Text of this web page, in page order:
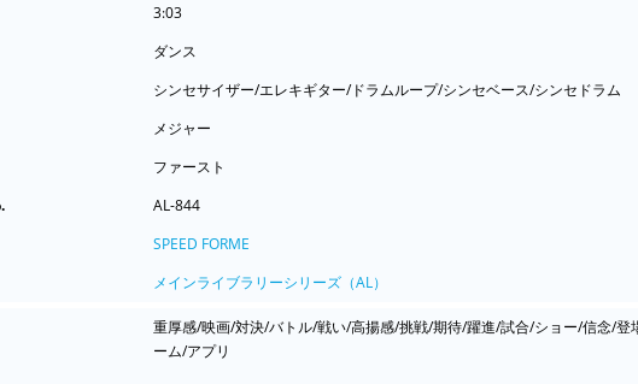
3:03
ダンス
シンセサイザー/エレキギター/ドラムループ/シンセベース/シンセドラム
メジャー
ファースト
AL-844
SPEED FORME
メインライブラリーシリーズ（AL）
重厚感/映画/対決/バトル/戦い/高揚感/挑戦/期待/躍進/試合/ショー/信念/
ーム/アプリ